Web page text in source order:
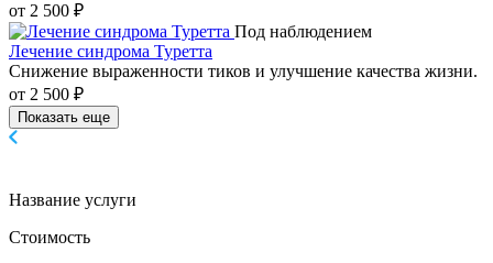
от 2 500 ₽
Под наблюдением
Лечение синдрома Туретта
Снижение выраженности тиков и улучшение качества жизни.
от 2 500 ₽
Показать еще
Название услуги
Стоимость